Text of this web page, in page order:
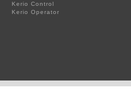
Kerio Control
Kerio Operator